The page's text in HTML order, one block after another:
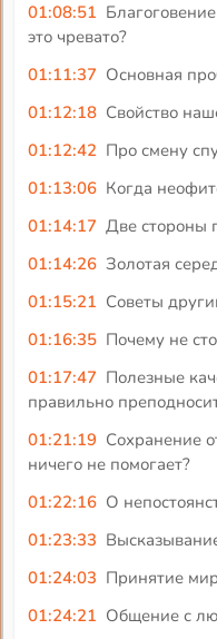
01:08:51
это чревато?
01:11:37 Основная
01:12:18 Свойство
01:12:42 Про смену
01:13:06 Когда
01:14:17 Две стороны
01:14:26 Золотая
01:15:21 Советы
01:16:35 Почему не
01:17:47 Полезные
правильно
01:21:19 Сохранение
ничего не помогает?
01:22:16 О
01:23:33
01:24:03 Принятие
01:24:21 Общение с